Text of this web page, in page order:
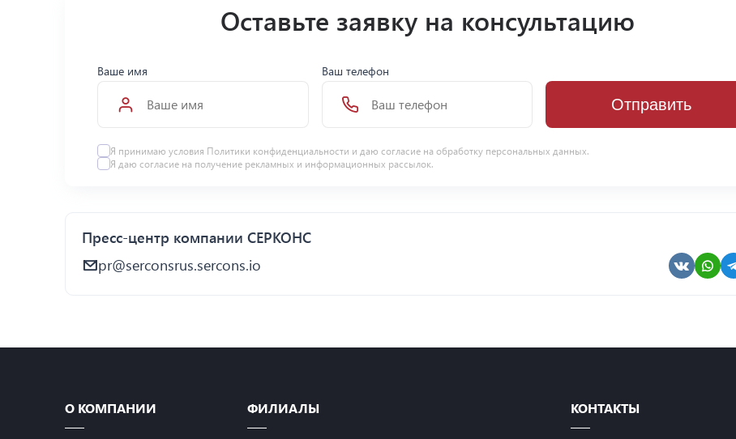
Оставьте заявку на консультацию
Ваше имя Ваш телефон
Отправить
Я принимаю условия Политики конфиденциальности и даю согласие на обработку персональных данных.
Я даю согласие на получение рекламных и информационных рассылок.
Пресс-центр компании СЕРКОНС
pr@serconsrus.sercons.io
О КОМПАНИИ ФИЛИАЛЫ КОНТАКТЫ